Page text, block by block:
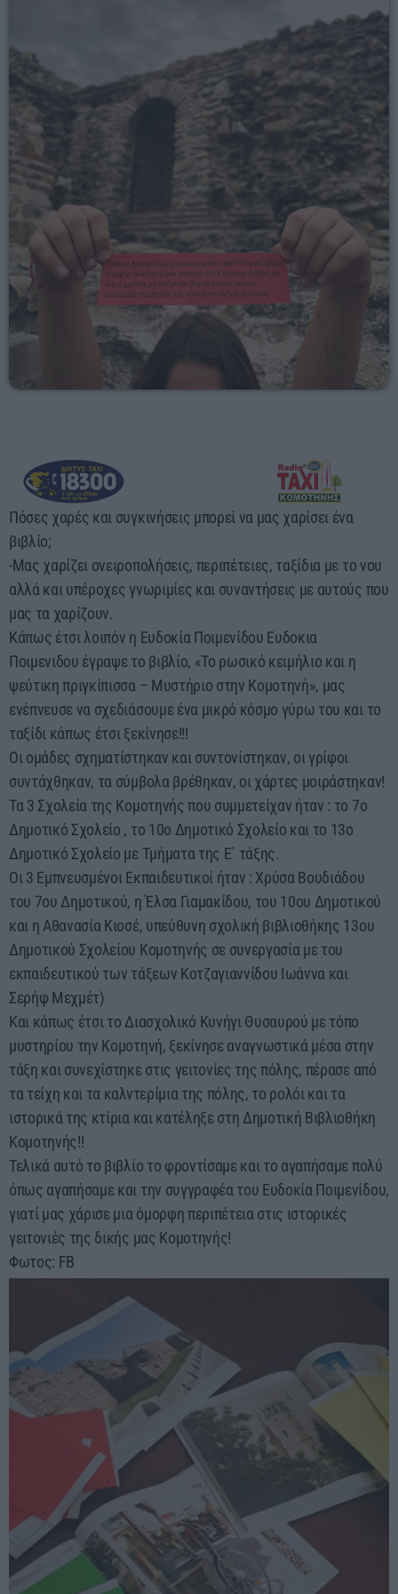
Πόσες χαρές και συγκινήσεις μπορεί να μας χαρίσει ένα
βιβλίο;
-Μας χαρίζει ονειροπολήσεις, περιπέτειες, ταξίδια με το νου
αλλά και υπέροχες γνωριμίες και συναντήσεις με αυτούς που
μας τα χαρίζουν.
Κάπως έτσι λοιπόν η Ευδοκία Ποιμενίδου Ευδοκια
Ποιμενιδου έγραψε το βιβλίο, «Το ρωσικό κειμήλιο και η
ψεύτικη πριγκίπισσα – Μυστήριο στην Κομοτηνή», μας
ενέπνευσε να σχεδιάσουμε ένα μικρό κόσμο γύρω του και το
ταξίδι κάπως έτσι ξεκίνησε!!!
Οι ομάδες σχηματίστηκαν και συντονίστηκαν, οι γρίφοι
συντάχθηκαν, τα σύμβολα βρέθηκαν, οι χάρτες μοιράστηκαν!
Τα 3 Σχολεία της Κομοτηνής που συμμετείχαν ήταν : το 7ο
Δημοτικό Σχολείο , το 10ο Δημοτικό Σχολείο και το 13ο
Δημοτικό Σχολείο με Τμήματα της Ε΄ τάξης.
Οι 3 Εμπνευσμένοι Εκπαιδευτικοί ήταν : Χρύσα Βουδιάδου
του 7ου Δημοτικού, η Έλσα Γιαμακίδου, του 10ου Δημοτικού
και η Αθανασία Κιοσέ, υπεύθυνη σχολική βιβλιοθήκης 13ου
Δημοτικού Σχολείου Κομοτηνής σε συνεργασία με του
εκπαιδευτικού των τάξεων Κοτζαγιαννίδου Ιωάννα και
Σερήφ Μεχμέτ)
Και κάπως έτσι το Διασχολικό Κυνήγι Θυσαυρού με τόπο
μυστηρίου την Κομοτηνή, ξεκίνησε αναγνωστικά μέσα στην
τάξη και συνεχίστηκε στις γειτονίες της πόλης, πέρασε από
τα τείχη και τα καλντερίμια της πόλης, το ρολόι και τα
ιστορικά της κτίρια και κατέληξε στη Δημοτική Βιβλιοθήκη
Κομοτηνής!!
Τελικά αυτό το βιβλίο το φροντίσαμε και το αγαπήσαμε πολύ
όπως αγαπήσαμε και την συγγραφέα του Ευδοκία Ποιμενίδου,
γιατί μας χάρισε μια όμορφη περιπέτεια στις ιστορικές
γειτονιές της δικής μας Κομοτηνής!
Φωτος: FB